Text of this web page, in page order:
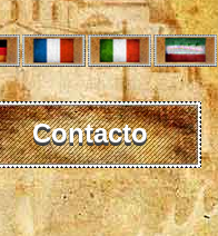
Contacto